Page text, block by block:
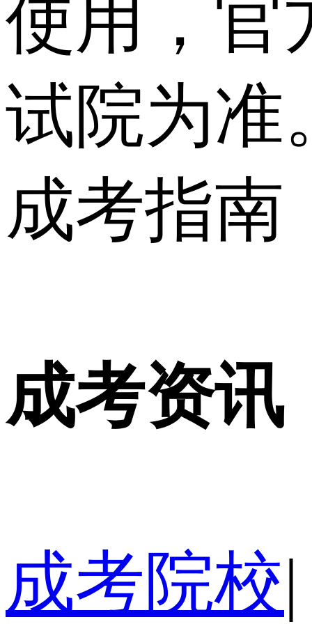
使用，官
试院为准
成考指南
成考资讯
成考院校|